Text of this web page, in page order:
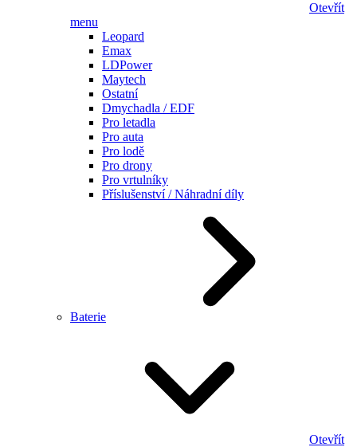
Otevřít
menu
Leopard
Emax
LDPower
Maytech
Ostatní
Dmychadla / EDF
Pro letadla
Pro auta
Pro lodě
Pro drony
Pro vrtulníky
Příslušenství / Náhradní díly
Baterie
Otevřít